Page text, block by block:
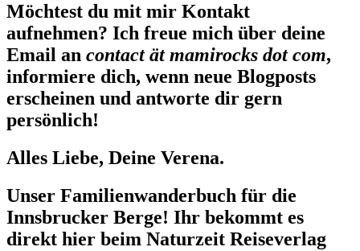
Möchtest du mit mir Kontakt
aufnehmen? Ich freue mich über deine
Email an contact ät mamirocks dot com,
informiere dich, wenn neue Blogposts
erscheinen und antworte dir gern
persönlich!
Alles Liebe, Deine Verena.
Unser Familienwanderbuch für die
Innsbrucker Berge! Ihr bekommt es
direkt hier beim Naturzeit Reiseverlag